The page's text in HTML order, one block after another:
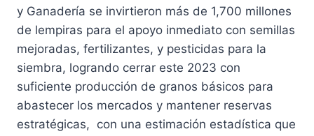
y Ganadería se invirtieron más de 1,700 millones
de lempiras para el apoyo inmediato con semillas
mejoradas, fertilizantes, y pesticidas para la
siembra, logrando cerrar este 2023 con
suficiente producción de granos básicos para
abastecer los mercados y mantener reservas
estratégicas, con una estimación estadística que